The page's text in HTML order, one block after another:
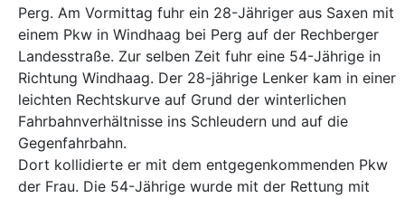
Perg. Am Vormittag fuhr ein 28-Jähriger aus Saxen mit
einem Pkw in Windhaag bei Perg auf der Rechberger
Landesstraße. Zur selben Zeit fuhr eine 54-Jährige in
Richtung Windhaag. Der 28-jährige Lenker kam in einer
leichten Rechtskurve auf Grund der winterlichen
Fahrbahnverhältnisse ins Schleudern und auf die
Gegenfahrbahn.
Dort kollidierte er mit dem entgegenkommenden Pkw
der Frau. Die 54-Jährige wurde mit der Rettung mit